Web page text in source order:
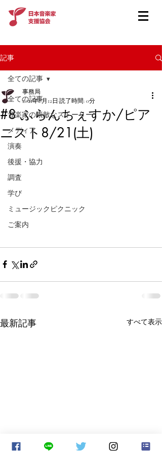
記事
全ての記事
音楽家の素敵なストーリー
メディア
演奏
後援・協力
調査
学び
ミュージックピクニック
ご案内
全ての記事
#8 ふらんちぇすか/ピア
ニスト8/21(土)
事務局
2021年8月12日 読了時間: 0分
最新記事 すべて表示